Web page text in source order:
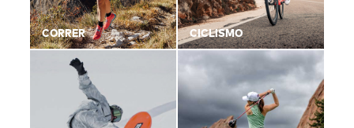
CORRER CICLISMO